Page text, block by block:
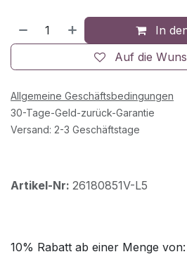
In
Auf die
Allgemeine Geschäftsbedingungen
30-Tage-Geld-zurück-Garantie
Versand: 2-3 Geschäftstage
Artikel-Nr: 26180851V-L5
10% Rabatt ab einer Menge von: